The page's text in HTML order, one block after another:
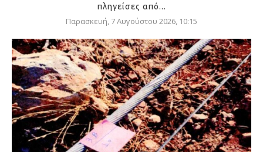
πληγείσες από...
Παρασκευή, 7 Αυγούστου 2026, 10:15